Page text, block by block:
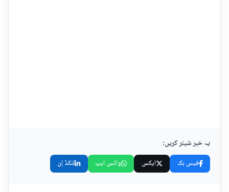
یہ خبر شیئر کریں:
فیس بک ایکس واٹس ایپ لنکڈ اِن